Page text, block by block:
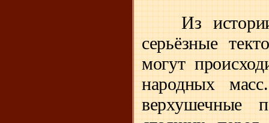
Из
серьёзные
могут
народных
верхушечные